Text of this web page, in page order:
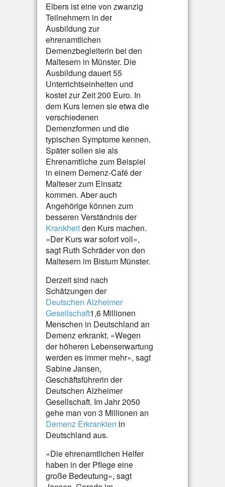
Elbers ist eine von zwanzig
Teilnehmern in der
Ausbildung zur
ehrenamtlichen
Demenzbegleiterin bei den
Maltesern in Münster. Die
Ausbildung dauert 55
Unterrichtseinheiten und
kostet zur Zeit 200 Euro. In
dem Kurs lernen sie etwa die
verschiedenen
Demenzformen und die
typischen Symptome kennen.
Später sollen sie als
Ehrenamtliche zum Beispiel
in einem Demenz-Café der
Malteser zum Einsatz
kommen. Aber auch
Angehörige können zum
besseren Verständnis der
Krankheitden Kurs machen.
«Der Kurs war sofort voll»,
sagt Ruth Schräder von den
Maltesern im Bistum Münster.
Derzeit sind nach
Schätzungen der
Deutschen Alzheimer
Gesellschaft1,6 Millionen
Menschen in Deutschland an
Demenz erkrankt. «Wegen
der höheren Lebenserwartung
werden es immer mehr», sagt
Sabine Jansen,
Geschäftsführerin der
Deutschen Alzheimer
Gesellschaft. Im Jahr 2050
gehe man von 3 Millionen an
Demenz Erkrankten in
Deutschland aus.
«Die ehrenamtlichen Helfer
haben in der Pflege eine
große Bedeutung», sagt